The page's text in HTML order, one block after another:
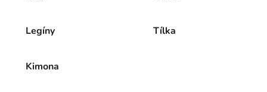
Legíny Tílka
Kimona